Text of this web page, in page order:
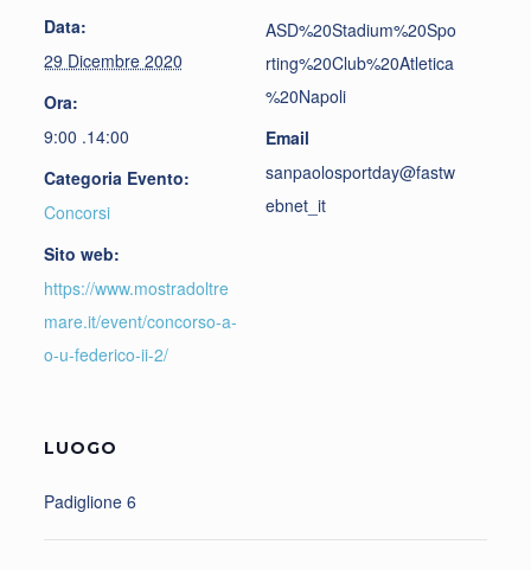
Data:
29 Dicembre 2020
Ora:
9:00 .14:00
Categoria Evento:
Concorsi
Sito web:
https://www.mostradoltre
mare.it/event/concorso-a-
o-u-federico-ii-2/
ASD%20Stadium%20Spo
rting%20Club%20Atletica
%20Napoli
Email
sanpaolosportday@fastw
ebnet_it
LUOGO
Padiglione 6